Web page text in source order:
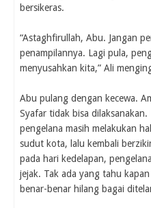
bersikeras.
“Astaghfirullah, Abu. Jangan
penampilannya. Lagi pula,
menyusahkan kita,” Ali
Abu pulang dengan kecewa.
Syafar tidak bisa
pengelana masih melakukan
sudut kota, lalu kembali
pada hari kedelapan,
jejak. Tak ada yang tahu
benar-benar hilang bagai